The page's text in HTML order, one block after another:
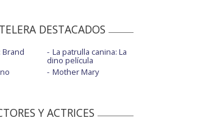
DESTACADOS
Brand La patrulla canina: La
dino película
Mother Mary
Y ACTRICES